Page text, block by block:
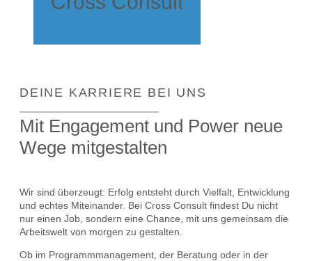
DEINE KARRIERE BEI UNS
Mit Engagement und Power neue
Wege mitgestalten
Wir sind überzeugt: Erfolg entsteht durch Vielfalt, Entwicklung
und echtes Miteinander. Bei Cross Consult findest Du nicht
nur einen Job, sondern eine Chance, mit uns gemeinsam die
Arbeitswelt von morgen zu gestalten.
Ob im Programmmanagement, der Beratung oder in der